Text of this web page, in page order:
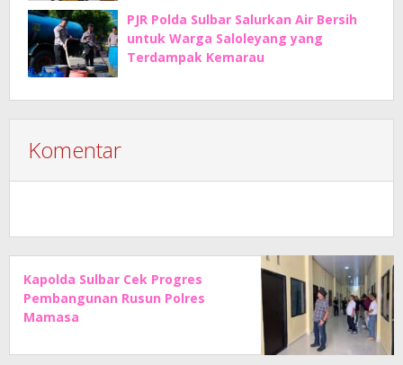
PJR Polda Sulbar Salurkan Air Bersih
untuk Warga Saloleyang yang
Terdampak Kemarau
Komentar
Kapolda Sulbar Cek Progres
Pembangunan Rusun Polres
Mamasa